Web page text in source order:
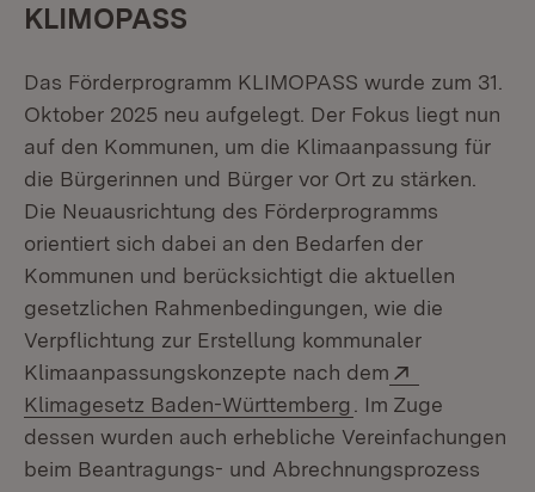
KLIMOPASS
Das Förderprogramm KLIMOPASS wurde zum 31.
Oktober 2025 neu aufgelegt. Der Fokus liegt nun
auf den Kommunen, um die Klimaanpassung für
die Bürgerinnen und Bürger vor Ort zu stärken.
Die Neuausrichtung des Förderprogramms
orientiert sich dabei an den Bedarfen der
Kommunen und berücksichtigt die aktuellen
gesetzlichen Rahmenbedingungen, wie die
Verpflichtung zur Erstellung kommunaler
Klimaanpassungskonzepte nach dem
Klimagesetz Baden-Württemberg (Öffnet in neuem
. Im Zuge
dessen wurden auch erhebliche Vereinfachungen
beim Beantragungs- und Abrechnungsprozess